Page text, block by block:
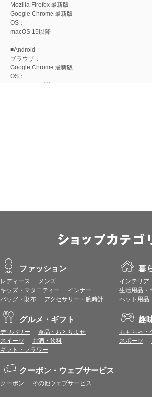
Mozilla Firefox 最新版
Google Chrome 最新版
OS：
macOS 15以降
■Android
ブラウザ：
Google Chrome 最新版
OS：
Android 15以降
＜CookieやJavaScriptについて＞
ポイント付与につきまして
ントとして付与いたします。
プレミアムポイント付与の対象は、商品代金のみ（税
とに異なりますので、各ショップのショップ詳細ペー
200円のご利用につき1ポイントとして計算されるた
が異なる場合があります。
対象サイトにアクセス後、カード決済前に別サイトに
商品購入後、購入内容等に変更があった場合は、プ
商品をキャンセル・返品した場合は、プレミアムポイ
同一ショップで複数回ご利用される場合は、1回のご
プレミアムポイントはワールドプレゼントのポイント
ワールドプレゼントのお問合せの際は各ショップが発
に届く注文番号等の記載のあるメールを必ず保管して
各ショップのアプリ上で購入した場合はポイントUPの
ファッション
レディース
メンズ
キッズ・マタニティー
インナー
バッグ・財布
アクセサリー・腕時計
暮
インテリア
生活用品・
ペット用品
グルメ・ギフト
デリバリー
食品・おとりよせ
スイーツ
お酒・飲料
ギフト・フラワー
趣
おもちゃ・
スポーツ
クーポン・ウェブサービス
クーポン その他ウェブサービス